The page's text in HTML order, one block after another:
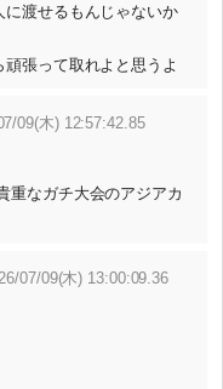
に渡せるもんじゃないか
張って取れよと思うよ
09(木) 12:57:42.85
重なガチ大会のアジアカ
07/09(木) 13:00:09.36